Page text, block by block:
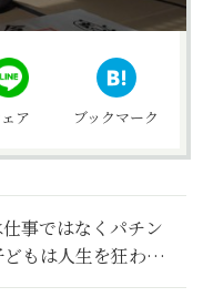
ア ブックマーク
事ではなくパチン
もは人生を狂わ